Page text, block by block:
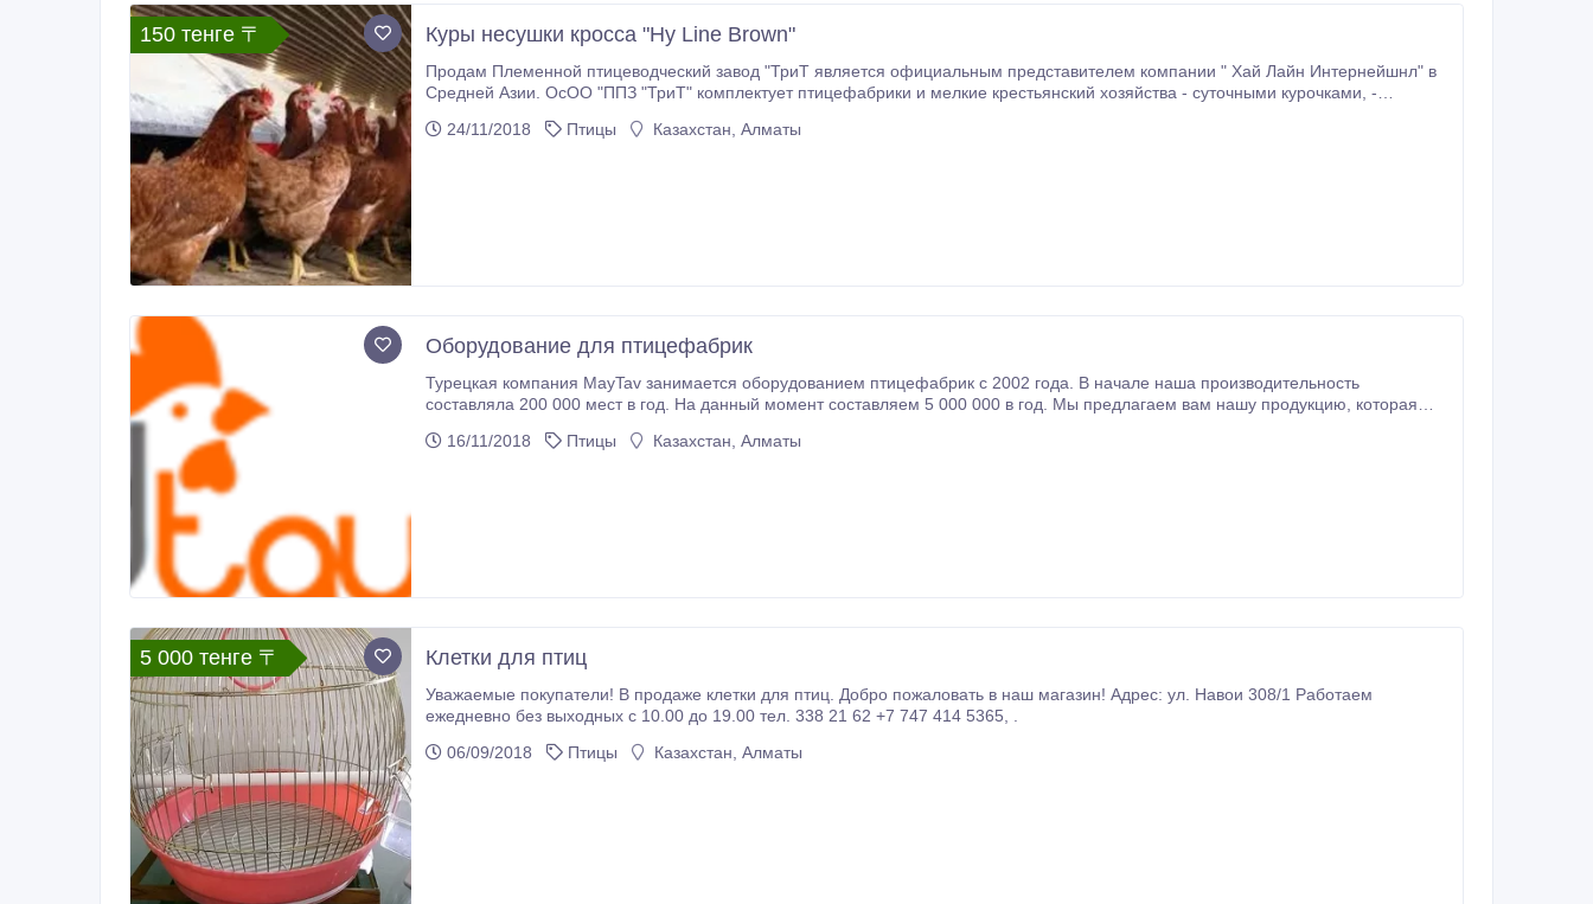
150 тенге 〒 Куры несушки кросса "Hy Line Brown"
Продам Племенной птицеводческий завод "ТриТ является официальным представителем компании " Хай Лайн Интернейшнл" в
Средней Азии. ОсОО "ППЗ "ТриТ" комплектует птицефабрики и мелкие крестьянский хозяйства - суточными курочками, -
24/11/2018
Птицы Казахстан, Алматы
Оборудование для птицефабрик
Турецкая компания MayTav занимается оборудованием птицефабрик с 2002 года. В начале наша производительность
составляла 200 000 мест в год. На данный момент составляем 5 000 000 в год. Мы предлагаем вам нашу продукцию, которая
16/11/2018
Птицы Казахстан, Алматы
5 000 тенге 〒 Клетки для птиц
Уважаемые покупатели! В продаже клетки для птиц. Добро пожаловать в наш магазин! Адрес: ул. Навои 308/1 Работаем
ежедневно без выходных с 10.00 до 19.00 тел. 338 21 62 +7 747 414 5365, .
06/09/2018
Птицы Казахстан, Алматы